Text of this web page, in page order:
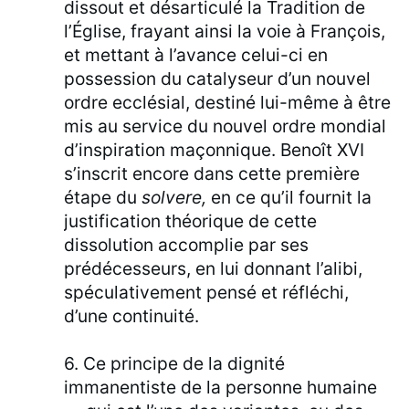
dissout et désarticulé la Tradition de
l’Église, frayant ainsi la voie à François,
et mettant à l’avance celui-ci en
possession du catalyseur d’un nouvel
ordre ecclésial, destiné lui-même à être
mis au service du nouvel ordre mondial
d’inspiration maçonnique. Benoît XVI
s’inscrit encore dans cette première
étape dusolvere, en ce qu’il fournit la
justification théorique de cette
dissolution accomplie par ses
prédécesseurs, en lui donnant l’alibi,
spéculativement pensé et réfléchi,
d’une continuité.
6. Ce principe de la dignité
immanentiste de la personne humaine